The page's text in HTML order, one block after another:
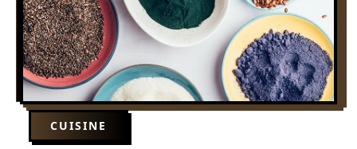
CUISINE